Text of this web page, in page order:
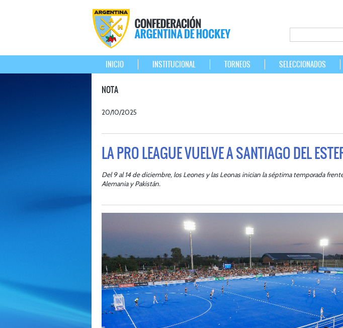
INICIO INSTITUCIONAL TORNEOS SELECCIONADOS
NOTA
20/10/2025
LA PRO LEAGUE VUELVE A SANTIAGO DEL
Del 9 al 14 de diciembre, los Leones y las Leonas inician la séptima temporada
Alemania y Pakistán.